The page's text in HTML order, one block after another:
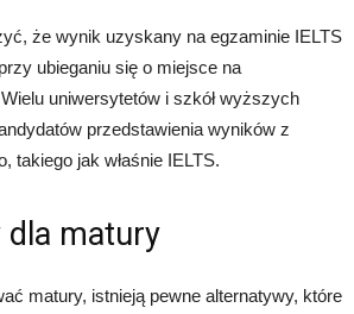
że wynik uzyskany na egzaminie IELTS
ubieganiu się o miejsce na
uniwersytetów i szkół wyższych
przedstawienia wyników z
takiego jak właśnie IELTS.
matury
matury, istnieją pewne alternatywy, które